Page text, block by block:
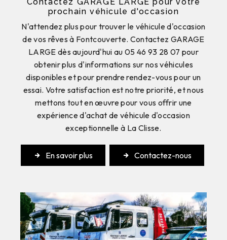
prochain véhicule d'occasion
N'attendez plus pour trouver le véhicule d'occasion
de vos rêves à Fontcouverte. Contactez GARAGE
LARGE dès aujourd'hui au 05 46 93 28 07 pour
obtenir plus d'informations sur nos véhicules
disponibles et pour prendre rendez-vous pour un
essai. Votre satisfaction est notre priorité, et nous
mettons tout en œuvre pour vous offrir une
expérience d'achat de véhicule d'occasion
exceptionnelle à La Clisse.
En savoir plus Contactez-nous